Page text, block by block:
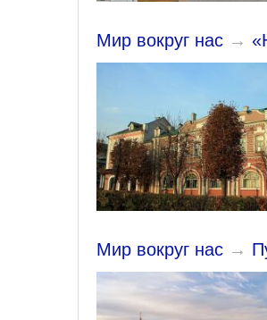
Мир вокруг нас →
Мир вокруг нас →